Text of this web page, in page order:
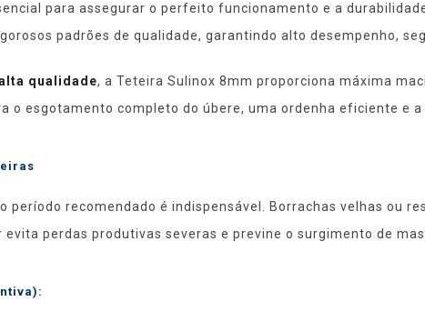
para assegurar o perfeito funcionamento e a
padrões de qualidade, garantindo alto desempenho,
qualidade, a Teteira Sulinox 8mm proporciona máxima
o esgotamento completo do úbere, uma ordenha eficiente e
recomendado é indispensável. Borrachas velhas ou
perdas produtivas severas e previne o surgimento de